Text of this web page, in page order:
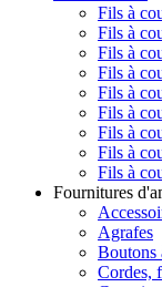
Fils à
Fils à
Fils à
Fils à
Fils à
Fils à
Fils à
Fils à
Fils à
Fournitures
Agrafes
Boutons
Cordes,